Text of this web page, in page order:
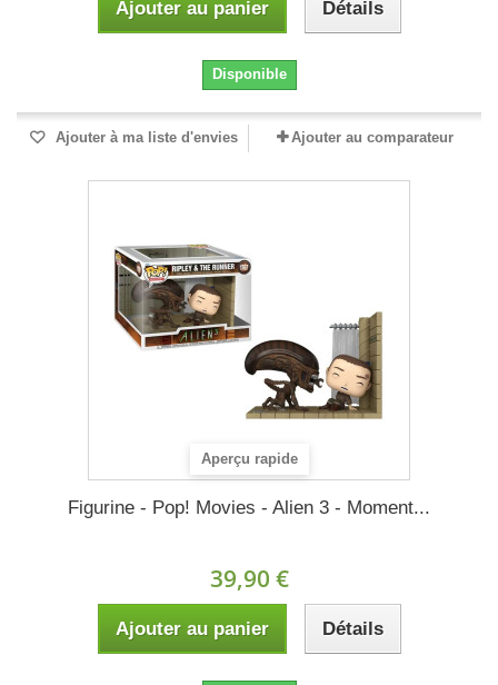
Ajouter au panier Détails
Disponible
Ajouter à ma liste d'envies Ajouter au comparateur
Aperçu rapide
Figurine - Pop! Movies - Alien 3 - Moment...
39,90 €
Ajouter au panier Détails